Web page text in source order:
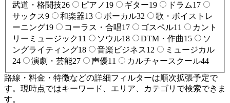
武道・格闘技26 ピアノ 19 ギター19 ドラム17
サックス9 和楽器13 ボーカル32
歌・ボイストレ
ーニング19 コーラス・合唱17 ゴスペル11
カント
リーミュージック11 ソウル18 DTM・作曲15
ソ
ングライティング18 音楽ビジネス12
ミュージカル
24
演劇・芸能27 声優11 カルチャースクール44
路線・料金・特徴などの詳細フィルターは順次拡張予定で
す。現時点ではキーワード、エリア、カテゴリで検索できま
す。